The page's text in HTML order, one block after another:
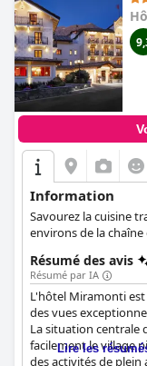
Information
Savourez la cuisine
environs de la
Résumé des avis
Résumé par IA
L'hôtel Miramonti
des vues
La situation centrale
facilement le village
des activités de plein
Lire les